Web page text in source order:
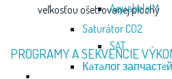
Aquabela M
Saturátor CO2
SAT
Кaтaлог
veľkosťou ošetrovanej plochy
PROGRAMY A SEKVENCIE